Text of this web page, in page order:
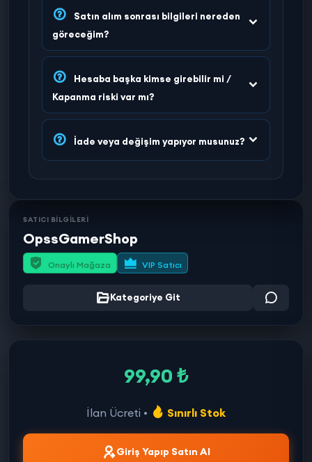
Satın alım sonrası bilgileri nereden
göreceğim?
Hesaba başka kimse girebilir mi /
Kapanma riski var mı?
İade veya değişim yapıyor musunuz?
SATICI BİLGİLERİ
OpssGamerShop
Onaylı Mağaza VIP Satıcı
Kategoriye Git
99,90 ₺
İlan Ücreti • Sınırlı Stok
Giriş Yapıp Satın Al